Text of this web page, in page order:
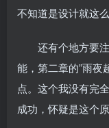
不知道是设计就这
还有个地方要
能，第二章的”雨夜
点。这个我没有完
成功，怀疑是这个